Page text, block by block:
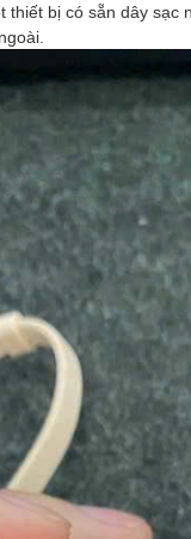
thiết bị có sẵn dây